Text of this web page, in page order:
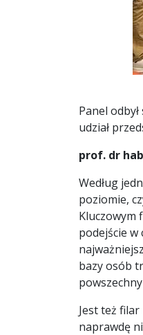
Panel
udział
prof. dr
Według
poziomie,
Kluczowym
podejście
bazy osób
Jest też
naprawdę